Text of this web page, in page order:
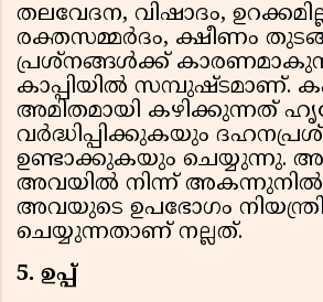
തലവേദന, വിഷാദം,
രക്തസമ്മര്‍ദം, ക്ഷീണം
പ്രശ്‌നങ്ങള്‍ക്ക്
കാപ്പിയില്‍ സമ്പുഷ്ടമാണ്.
അമിതമായി കഴിക്കുന്നത്
വര്‍ദ്ധിപ്പിക്കുകയും
ഉണ്ടാക്കുകയും ചെയ്യുന്നു.
അവയില്‍ നിന്ന്
അവയുടെ ഉപഭോഗം
ചെയ്യുന്നതാണ് നല്ലത്.
5. ഉപ്പ്